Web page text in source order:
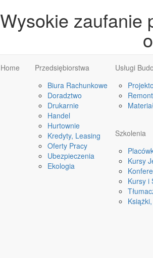
Wysokie zaufanie
Home
Przedsiębiorstwa
Biura Rachunkowe
Doradztwo
Drukarnie
Handel
Hurtownie
Kredyty, Leasing
Oferty Pracy
Ubezpieczenia
Ekologia
Usługi
Szkolenia
Kursy
Kursy i